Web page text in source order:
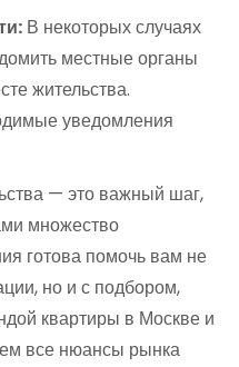
В некоторых случаях
местные органы
жительства.
уведомления
— это важный шаг,
множество
готова помочь вам не
но и с подбором,
квартиры в Москве и
все нюансы рынка